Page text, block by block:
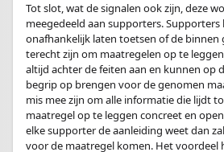
Tot slot, wat de signalen ook zijn, deze
meegedeeld aan supporters.
onafhankelijk laten toetsen of de binnen
terecht zijn om maatregelen op te
altijd achter de feiten aan en kunnen op
begrip op brengen voor de genomen
mis mee zijn om alle informatie die lijdt
maatregel op te leggen concreet en
elke supporter de aanleiding weet dan
voor de maatregel komen. Het voordeel